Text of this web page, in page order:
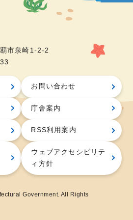
市泉崎1-2-2
お問い合わせ
庁舎案内
RSS利用案内
ウェブアクセシビリテ
ィ方針
Government. All Rights